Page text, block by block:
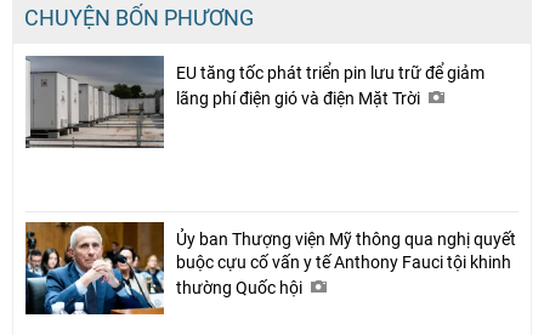
CHUYỆN BỐN PHƯƠNG
EU tăng tốc phát triển pin lưu trữ để giảm
lãng phí điện gió và điện Mặt Trời
Ủy ban Thượng viện Mỹ thông qua nghị quyết
buộc cựu cố vấn y tế Anthony Fauci tội khinh
thường Quốc hội